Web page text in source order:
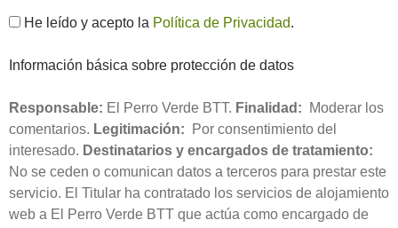
He leído y acepto la Política de Privacidad.
Información básica sobre protección de datos
Responsable: El Perro Verde BTT. Finalidad: Moderar los
comentarios. Legitimación: Por consentimiento del
interesado. Destinatarios y encargados de tratamiento:
No se ceden o comunican datos a terceros para prestar este
servicio. El Titular ha contratado los servicios de alojamiento
web a El Perro Verde BTT que actúa como encargado de